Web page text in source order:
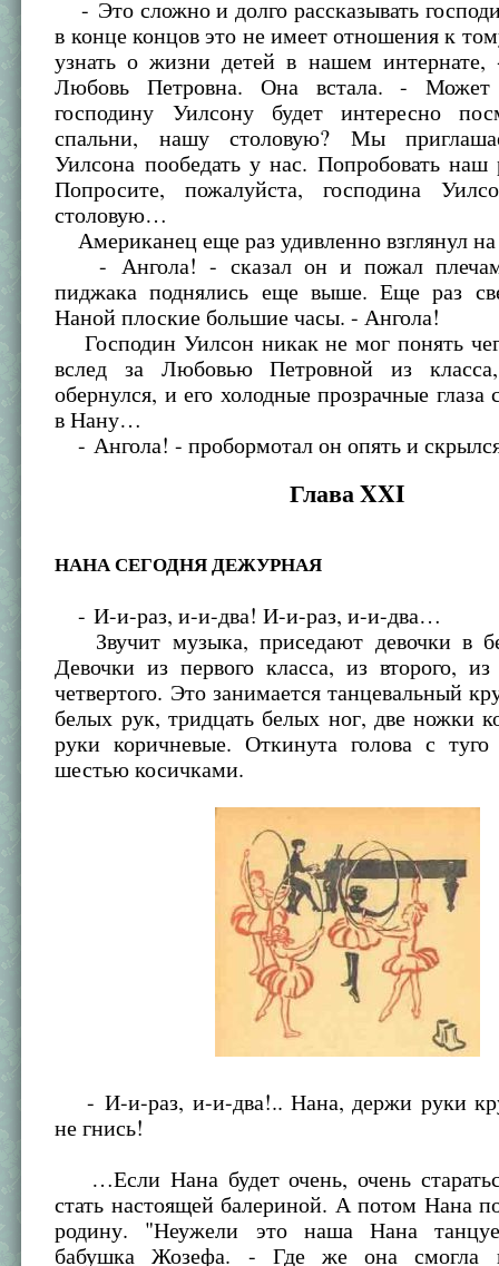
- Это сложно и долго рассказывать
в конце концов это не имеет отношения к
узнать о жизни детей в нашем интернате,
Любовь Петровна. Она встала. - Может
господину Уилсону будет интересно
спальни, нашу столовую? Мы
Уилсона пообедать у нас. Попробовать
Попросите, пожалуйста, господина
столовую…
Американец еще раз удивленно взглянул
- Ангола! - сказал он и пожал
пиджака поднялись еще выше. Еще раз
Наной плоские большие часы. - Ангола!
Господин Уилсон никак не мог понять
вслед за Любовью Петровной из
обернулся, и его холодные прозрачные глаза
в Нану…
- Ангола! - пробормотал он опять и
Глава XXI
НАНА СЕГОДНЯ ДЕЖУРНАЯ
- И-и-раз, и-и-два! И-и-раз, и-и-два…
Звучит музыка, приседают девочки в
Девочки из первого класса, из второго,
четвертого. Это занимается танцевальный
белых рук, тридцать белых ног, две ножки
руки коричневые. Откинута голова с туго
шестью косичками.
- И-и-раз, и-и-два!.. Нана, держи руки
не гнись!
…Если Нана будет очень, очень
стать настоящей балериной. А потом Нана
родину. "Неужели это наша Нана
бабушка Жозефа. - Где же она смогла